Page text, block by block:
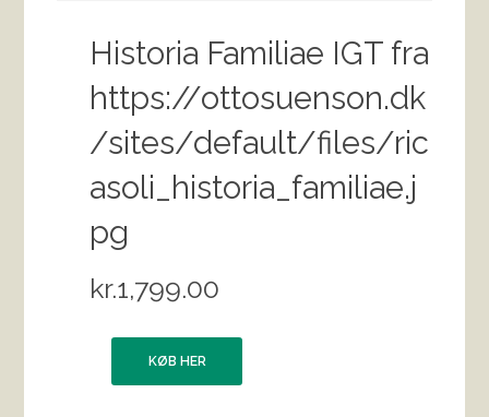
Historia Familiae IGT fra
https://ottosuenson.dk
/sites/default/files/ric
asoli_historia_familiae.j
pg
kr.1,799.00
KØB HER